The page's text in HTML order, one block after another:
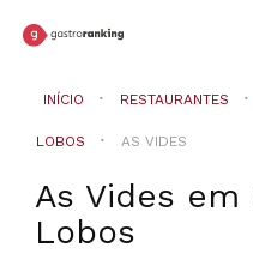
INÍCIO RESTAURANTES
LOBOS AS VIDES
As Vides em
Lobos